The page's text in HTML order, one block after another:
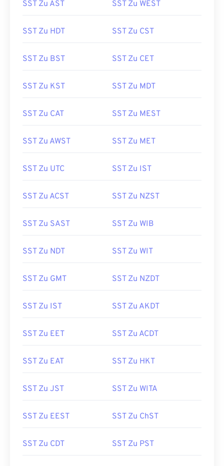
SST Zu AST SST Zu WEST
SST Zu HDT SST Zu CST
SST Zu BST SST Zu CET
SST Zu KST SST Zu MDT
SST Zu CAT SST Zu MEST
SST Zu AWST SST Zu MET
SST Zu UTC SST Zu IST
SST Zu ACST SST Zu NZST
SST Zu SAST SST Zu WIB
SST Zu NDT SST Zu WIT
SST Zu GMT SST Zu NZDT
SST Zu IST SST Zu AKDT
SST Zu EET SST Zu ACDT
SST Zu EAT SST Zu HKT
SST Zu JST SST Zu WITA
SST Zu EEST SST Zu ChST
SST Zu CDT SST Zu PST